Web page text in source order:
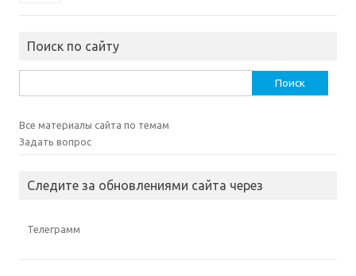
Поиск по сайту
Все материалы сайта по темам
Задать вопрос
Следите за обновлениями сайта через
Телеграмм